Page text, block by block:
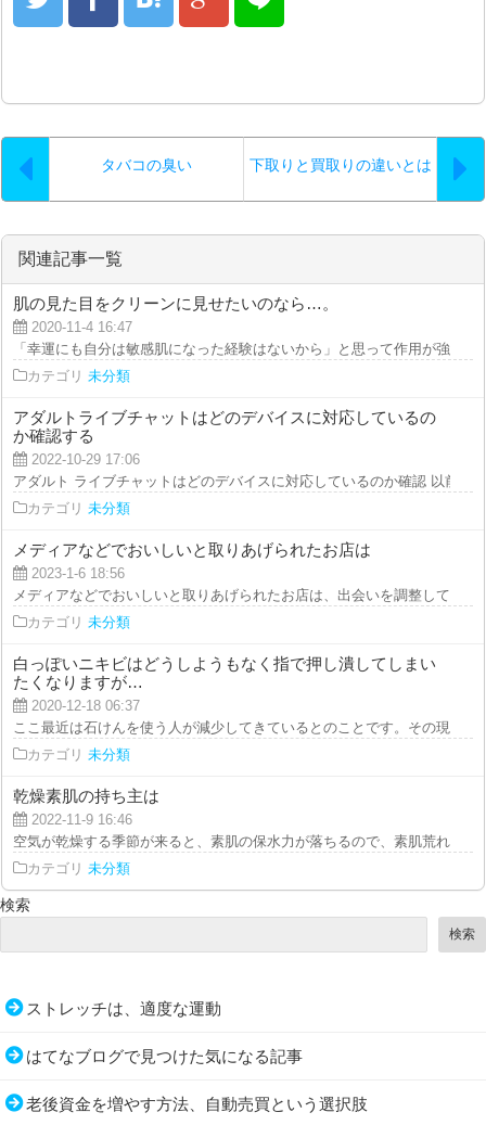
タバコの臭い 下取りと買取りの違いとは
関連記事一覧
肌の見た目をクリーンに見せたいのなら…。
2020-11-4 16:47
「幸運にも自分は敏感肌になった経験はないから」と思って作用が強力な
カテゴリ 未分類
アダルトライブチャットはどのデバイスに対応しているの
か確認する
2022-10-29 17:06
アダルト ライブチャットはどのデバイスに対応しているのか確認 以前ま
カテゴリ 未分類
メディアなどでおいしいと取りあげられたお店は
2023-1-6 18:56
メディアなどでおいしいと取りあげられたお店は、出会いを調整してでも
カテゴリ 未分類
白っぽいニキビはどうしようもなく指で押し潰してしまい
たくなりますが…
2020-12-18 06:37
ここ最近は石けんを使う人が減少してきているとのことです。その現象と
カテゴリ 未分類
乾燥素肌の持ち主は
2022-11-9 16:46
空気が乾燥する季節が来ると、素肌の保水力が落ちるので、素肌荒れに手
カテゴリ 未分類
検索
検索
ストレッチは、適度な運動
はてなブログで見つけた気になる記事
老後資金を増やす方法、自動売買という選択肢